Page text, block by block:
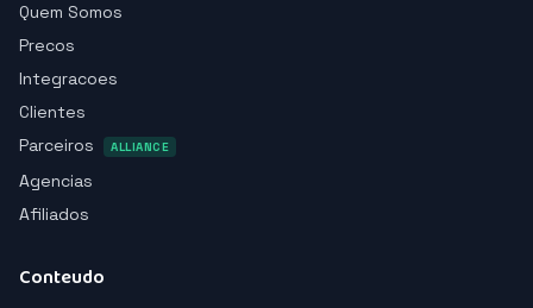
Quem Somos
Precos
Integracoes
Clientes
Parceiros
ALLIANCE
Agencias
Afiliados
Conteudo